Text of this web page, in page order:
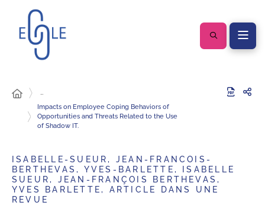
…
Impacts on Employee Coping Behaviors of
Opportunities and Threats Related to the Use
of Shadow IT.
ISABELLE-SUEUR, JEAN-FRANCOIS-
BERTHEVAS, YVES-BARLETTE, ISABELLE
SUEUR, JEAN-FRANÇOIS BERTHEVAS,
YVES BARLETTE, ARTICLE DANS UNE
REVUE